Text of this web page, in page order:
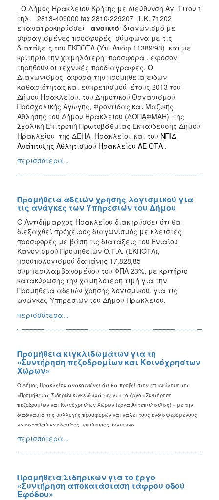
Ο Δήμος Ηρακλείου Κρήτης με διεύθυνση Αγ. Τίτου 1
τηλ.
2813-409000 fax 2810-229207 Τ.Κ. 71202
επαναπροκηρύσσει
ανοικτό διαγωνισμό με
σφραγισμένες προσφορές σύμφωνα με τις
διατάξεις του ΕΚΠΟΤΑ (Υπ΄.Απόφ.11389/93) και με
κριτήριο την χαμηλότερη προσφορά , εφόσον
τηρηθούν οι τεχνικές προδιαγραφές. Ο
Διαγωνισμός αφορά την προμήθεια ειδών
καθαριότητας και ευπρεπισμού έτους 2013 του
Δήμου Ηρακλείου, του Δημοτικού Οργανισμού
Προσχολικής Αγωγής, Φροντίδας και Μαζικής
Άθλησης του Δήμου Ηρακλείου (ΔΟΠΑΦΜΑΗ) της
Σχολική Επιτροπή Πρωτοβάθμιας Εκπαίδευσης Δήμου
Ηρακλείου της ΔΕΗΑ Ηρακλείου και του ΝΠΙΔ
Ανάπτυξης Αθλητισμού Ηρακλείου ΑΕ ΟΤΑ .
περισσότερα...
Προμήθεια αδειών χρήσης λογισμικού για
τις ανάγκες των Υπηρεσιών του Δήμου
Ο Αντιδήμαρχος Ηρακλείου διακηρύσσει ότι θα
διεξαχθεί πρόχειρος διαγωνισμός με κλειστές
προσφορές με βάση τις διατάξεις του Ενιαίου
Κανονισμού Προμηθειών Ο.Τ.Α. (ΕΚΠΟΤΑ),
προϋπολογισμού δαπάνης 17.828,85
συμπεριλαμβανομένου του ΦΠΑ 23%, με κριτήριο
κατακύρωσης την χαμηλότερη τιμή για την
Προμήθεια αδειών χρήσης λογισμικού, για τις
ανάγκες Υπηρεσιών του Δήμου Ηρακλείου.
περισσότερα...
Προμήθεια κιγκλιδωμάτων για τη
«Συντήρηση πεζοδρομίων και Κοινόχρηστων
Χώρων»
Ο Δήμος Ηρακλείου ανακοινώνει ότι θα προβεί στην επανάληψη της
«Προμήθειας Σιδηρών κιγκλιδωμάτων για το έργο «Συντήρηση
πεζοδρομίων και Κοινόχρηστων Χώρων (έργα Αυτεπιστασίας) » με την
διαδικασία της συλλογής προσφορών και καλεί τους ενδιαφερόμενους
να καταθέσουν κλειστές προσφορές σύμφωνα.
περισσότερα...
Προμήθεια Σιδηρικών για το έργο
«Συντήρηση αποκατάσταση τάφρου οδού
Εφόδου»